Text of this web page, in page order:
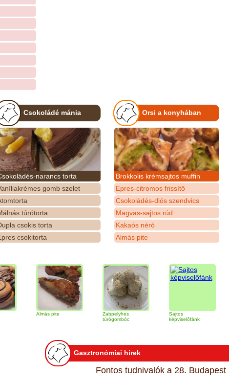
Csokoládé mánia
narancs torta
gomb szelet
túrótorta
csokis torta
csokitorta
Orsi a konyhában
Brokkolis krémsajtos muffin
Epres-citromos frissítő
Csokoládés-diós szendvics
Magvas-sajtos rúd
Kakaós néró
Almás pite
Zabpelyhes
túrógombóc
képviselőfánk
Gasztronómiai hírek
Fontos tudnivalók a 28. Budapest